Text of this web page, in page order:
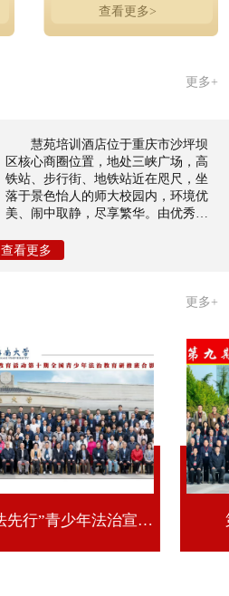
查看更多>
更多+
慧苑培训酒店位于重庆市沙坪坝
区核心商圈位置，地处三峡广场，高
铁站、步行街、地铁站近在咫尺，坐
落于景色怡人的师大校园内，环境优
美、闹中取静，尽享繁华。由优秀设
室，会展培训等为主，共有近200个房
间，接待量大，性价比高，装修风格
查看更多
更多+
第五届“关爱明天，普法先行”青少年法治宣传教育活动第十期全国青少年法治教育研修班